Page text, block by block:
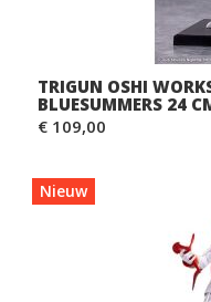
TRIGUN OSHI
BLUESUMMERS 24
€ 109,00
Nieuw